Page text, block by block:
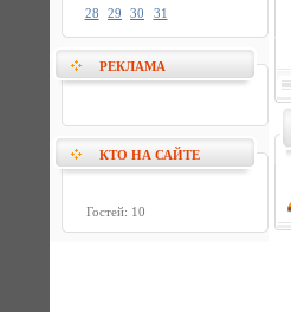
28
29 30 31
РЕКЛАМА
КТО НА САЙТЕ
Гостей: 10